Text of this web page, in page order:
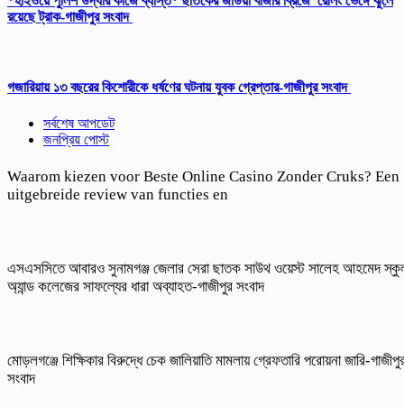
রয়েছে ট্রাক-গাজীপুর সংবাদ
গজারিয়ায় ১৩ বছরের কিশোরীকে ধর্ষণের ঘটনায় যুবক গ্রেপ্তার-গাজীপুর সংবাদ
সর্বশেষ আপডেট
জনপ্রিয় পোস্ট
Waarom kiezen voor Beste Online Casino Zonder Cruks? Een
uitgebreide review van functies en
এসএসসিতে আবারও সুনামগঞ্জ জেলার সেরা ছাতক সাউথ ওয়েস্ট সালেহ আহমেদ
অ্যান্ড কলেজের সাফল্যের ধারা অব্যাহত-গাজীপুর সংবাদ
মোড়লগঞ্জে শিক্ষিকার বিরুদ্ধে চেক জালিয়াতি মামলায় গ্রেফতারি পরোয়না জারি-
সংবাদ